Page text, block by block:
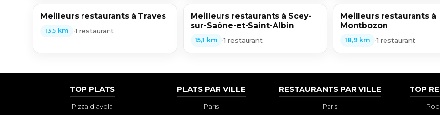
Meilleurs restaurants à Traves
13,5 km •1 restaurant
Meilleurs restaurants à Scey-
sur-Saône-et-Saint-Albin
15,1 km •1 restaurant
Meilleurs restaurants à
Montbozon
18,9 km •1 restaurant
TOP PLATS
Pizza diavola
PLATS PAR VILLE
Paris
RESTAURANTS PAR VILLE
Paris
TOP